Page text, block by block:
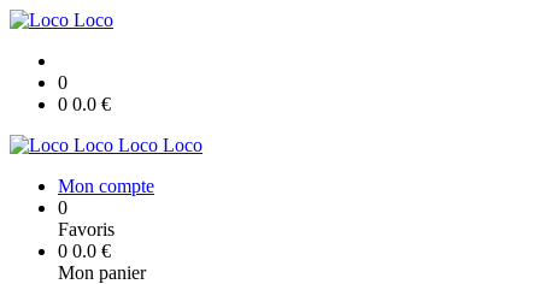
0
0 0.0 €
Loco Loco
Mon compte
0
Favoris
0 0.0 €
Mon panier